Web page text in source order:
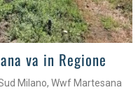
va in Regione
Milano, Wwf Martesana